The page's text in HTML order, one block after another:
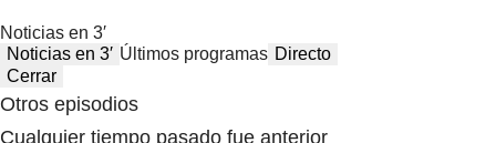
Noticias en 3′
Noticias en 3′ Últimos programas Directo
Cerrar
Otros episodios
Cualquier tiempo pasado fue anterior